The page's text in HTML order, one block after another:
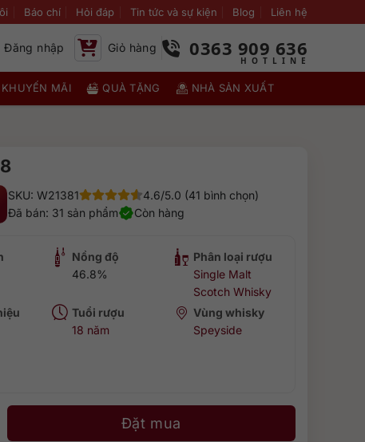
Báo chí Hỏi đáp Tin tức và sự kiện Blog Liên hệ
Đăng nhập Giỏ hàng 0363 909 636
KHUYẾN MÃI QUÀ TẶNG NHÀ SẢN XUẤT
SKU: W21381
4.6/5.0 (41 bình chọn)
Đã bán: 31 sản phẩm
Còn hàng
Nồng độ
46.8%
Phân loại rượu
Single Malt
Scotch Whisky
Tuổi rượu
18 năm
Vùng whisky
Speyside
Đặt mua